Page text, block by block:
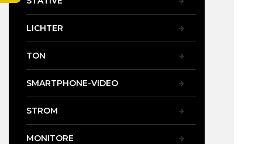
LICHTER
TON
SMARTPHONE-VIDEO
STROM
MONITORE